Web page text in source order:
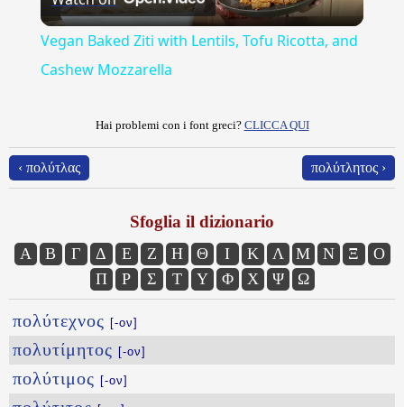
Video
Vegan Baked Ziti with Lentils, Tofu Ricotta, and
Cashew Mozzarella
Hai problemi con i font greci? CLICCA QUI
‹ πολύτλας πολύτλητος ›
Sfoglia il dizionario
Α Β Γ Δ Ε Ζ Η Θ Ι Κ Λ Μ Ν Ξ
Ο
Π
Ρ Σ Τ Υ Φ Χ Ψ Ω
πολύτεχνος [-ον]
πολυτίμητος [-ον]
πολύτιμος [-ον]